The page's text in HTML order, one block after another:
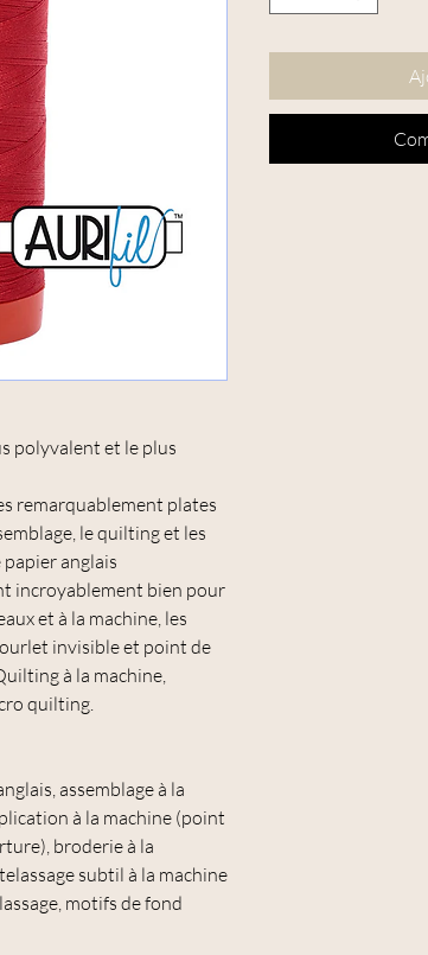
polyvalent et le plus
remarquablement plates
le quilting et les
anglais
incroyablement bien pour
et à la machine, les
invisible et point de
à la machine,
quilting.
assemblage à la
à la machine (point
broderie à la
subtil à la machine
motifs de fond